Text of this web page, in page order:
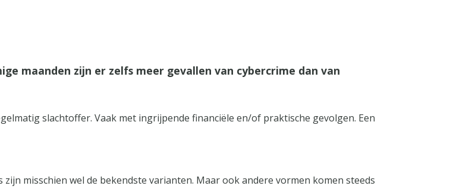
maanden zijn er zelfs meer gevallen van cybercrime dan van
slachtoffer. Vaak met ingrijpende financiële en/of praktische gevolgen. Een
misschien wel de bekendste varianten. Maar ook andere vormen komen steeds